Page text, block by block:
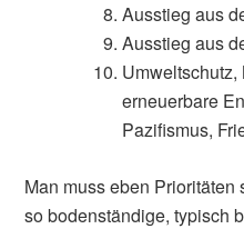
Ausstieg aus
Ausstieg aus
Umweltschutz,
erneuerbare
Pazifismus,
Man muss eben
so bodenständige, typisch